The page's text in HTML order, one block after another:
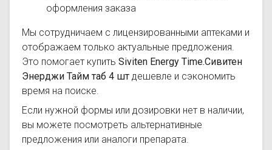
оформления заказа
Мы сотрудничаем с лицензированными аптеками и
отображаем только актуальные предложения.
Это помогает купить Siviten Energy Time.Сивитен
Энерджи Тайм таб 4 шт дешевле и сэкономить
время на поиске.
Если нужной формы или дозировки нет в наличии,
вы можете посмотреть альтернативные
предложения или аналоги препарата.